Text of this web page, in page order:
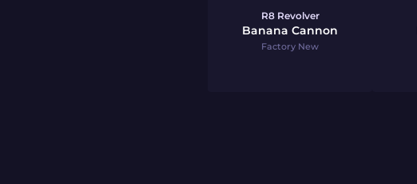
R8 Revolver
Banana Cannon
Factory New